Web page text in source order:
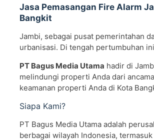
Jasa Pemasangan Fire Alarm
Bangkit
Jambi, sebagai pusat pemerintahan
urbanisasi. Di tengah pertumbuhan
PT Bagus Media Utama hadir di
melindungi properti Anda dari
keamanan properti Anda di Kota
Siapa Kami?
PT Bagus Media Utama adalah
berbagai wilayah Indonesia,